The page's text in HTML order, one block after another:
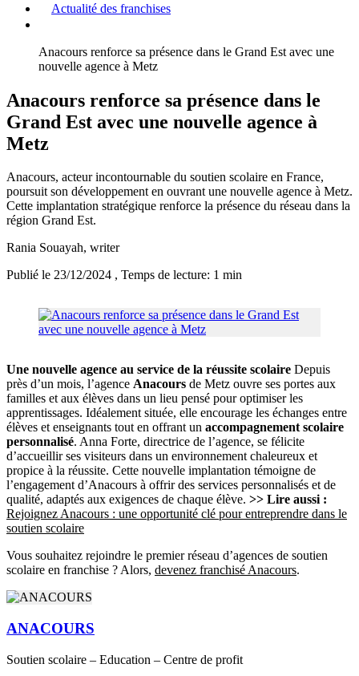
Actualité des franchises
Anacours renforce sa présence dans le Grand Est avec une
nouvelle agence à Metz
Anacours renforce sa présence dans le
Grand Est avec une nouvelle agence à
Metz
Anacours, acteur incontournable du soutien scolaire en France,
poursuit son développement en ouvrant une nouvelle agence à Metz.
Cette implantation stratégique renforce la présence du réseau dans la
région Grand Est.
Rania Souayah, writer
Publié le 23/12/2024 , Temps de lecture: 1 min
Une nouvelle agence au service de la réussite scolaire Depuis
près d’un mois, l’agence Anacours de Metz ouvre ses portes aux
familles et aux élèves dans un lieu pensé pour optimiser les
apprentissages. Idéalement située, elle encourage les échanges entre
élèves et enseignants tout en offrant un accompagnement scolaire
personnalisé. Anna Forte, directrice de l’agence, se félicite
d’accueillir ses visiteurs dans un environnement chaleureux et
propice à la réussite. Cette nouvelle implantation témoigne de
l’engagement d’Anacours à offrir des services personnalisés et de
qualité, adaptés aux exigences de chaque élève. >> Lire aussi :
Rejoignez Anacours : une opportunité clé pour entreprendre dans le
soutien scolaire
Vous souhaitez rejoindre le premier réseau d’agences de soutien
scolaire en franchise ? Alors, devenez franchisé Anacours.
ANACOURS
Soutien scolaire – Education – Centre de profit